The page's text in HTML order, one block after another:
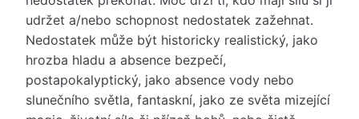
udržet a/nebo schopnost nedostatek zažehnat.
Nedostatek může být historicky realistický, jako
hrozba hladu a absence bezpečí,
postapokalyptický, jako absence vody nebo
slunečního světla, fantaskní, jako ze světa mizející